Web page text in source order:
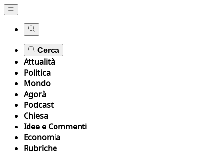
Cerca
Attualità
Politica
Mondo
Agorà
Podcast
Chiesa
Idee e Commenti
Economia
Rubriche